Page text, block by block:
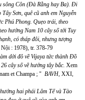
sông Côn (Đà Rằng hay Ba). Đi
Sơn, quê cũ anh em Nguyễn
Phú Phong. Quẹo trái, theo
hướng Nam 10 cây số tới Tuy
có tháp đôi, nhưng tượng
: 1978), tr. 378-79
dời đô về Vijaya tức thành Đồ
cây số về hướng tây bắc. Xem
et Champa ; " BAVH, XXI,
hai phái Lâm Tế và Tào